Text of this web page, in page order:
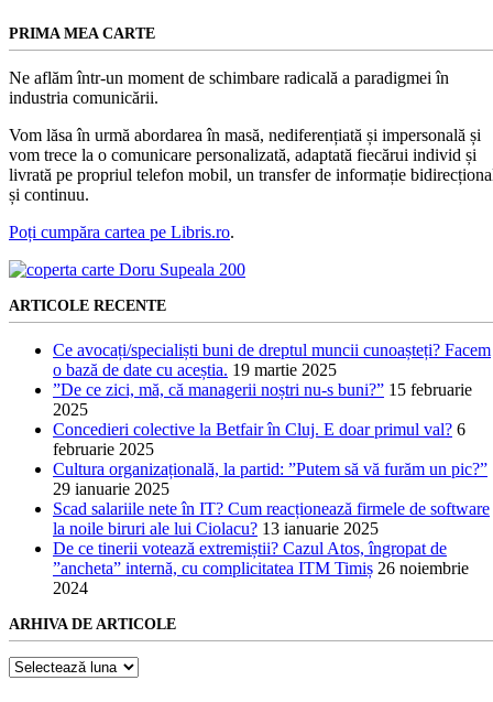
PRIMA MEA CARTE
Ne aflăm într-un moment de schimbare radicală a paradigmei în
industria comunicării.
Vom lăsa în urmă abordarea în masă, nediferențiată și impersonală și
vom trece la o comunicare personalizată, adaptată fiecărui individ și
livrată pe propriul telefon mobil, un transfer de informație
și continuu.
Poți cumpăra cartea pe Libris.ro.
ARTICOLE RECENTE
Ce avocați/specialiști buni de dreptul muncii cunoașteți? Facem
o bază de date cu aceștia. 19 martie 2025
”De ce zici, mă, că managerii noștri nu-s buni?” 15 februarie
2025
Concedieri colective la Betfair în Cluj. E doar primul val? 6
februarie 2025
Cultura organizațională, la partid: ”Putem să vă furăm un pic?”
29 ianuarie 2025
Scad salariile nete în IT? Cum reacționează firmele de software
la noile biruri ale lui Ciolacu? 13 ianuarie 2025
De ce tinerii votează extremiștii? Cazul Atos, îngropat de
”ancheta” internă, cu complicitatea ITM Timiș 26 noiembrie
2024
ARHIVA DE ARTICOLE
Arhiva